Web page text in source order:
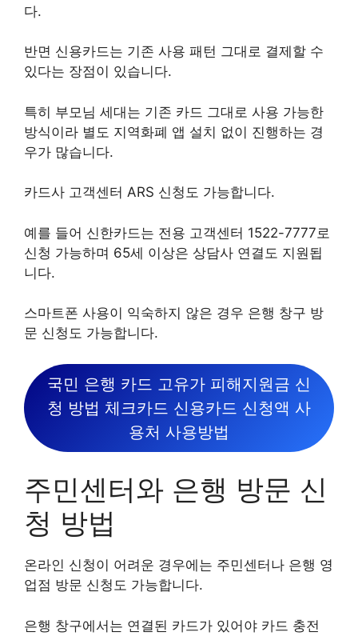
다.
반면 신용카드는 기존 사용 패턴 그대로 결제할 수
있다는 장점이 있습니다.
특히 부모님 세대는 기존 카드 그대로 사용 가능한
방식이라 별도 지역화폐 앱 설치 없이 진행하는 경
우가 많습니다.
카드사 고객센터 ARS 신청도 가능합니다.
예를 들어 신한카드는 전용 고객센터 1522-7777로
신청 가능하며 65세 이상은 상담사 연결도 지원됩
니다.
스마트폰 사용이 익숙하지 않은 경우 은행 창구 방
문 신청도 가능합니다.
국민 은행 카드 고유가 피해지원금 신
청 방법 체크카드 신용카드 신청액 사
용처 사용방법
주민센터와 은행 방문 신
청 방법
온라인 신청이 어려운 경우에는 주민센터나 은행 영
업점 방문 신청도 가능합니다.
은행 창구에서는 연결된 카드가 있어야 카드 충전